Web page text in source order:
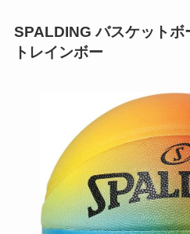
SPALDING バスケットボ
トレインボー